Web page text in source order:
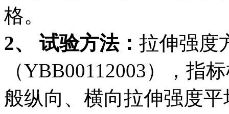
格。
2、 试验方法： 拉伸强度
（YBB00112003），指
般纵向、横向拉伸强度